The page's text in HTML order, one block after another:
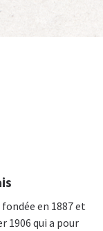
en 1887 et
1906 qui a pour